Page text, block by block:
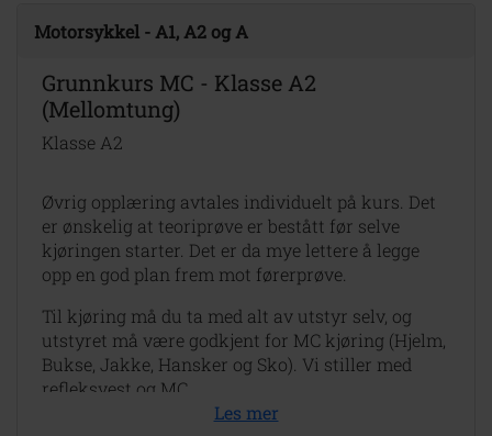
Motorsykkel - A1, A2 og A
Grunnkurs MC - Klasse A2
(Mellomtung)
Klasse A2
Øvrig opplæring avtales individuelt på kurs. Det
er ønskelig at teoriprøve er bestått før selve
kjøringen starter. Det er da mye lettere å legge
opp en god plan frem mot førerprøve.
Til kjøring må du ta med alt av utstyr selv, og
utstyret må være godkjent for MC kjøring (Hjelm,
Bukse, Jakke, Hansker og Sko). Vi stiller med
refleksvest og MC.
Les mer